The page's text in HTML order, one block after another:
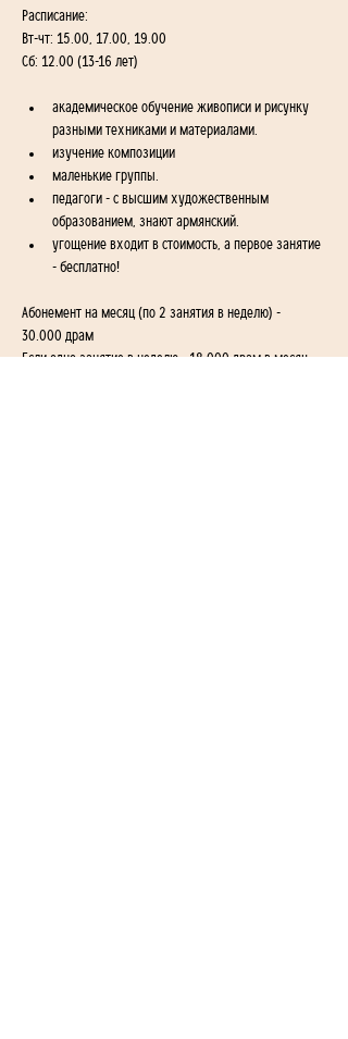
Расписание:
Вт-чт: 15.00, 17.00, 19.00
Сб: 12.00 (13-16 лет)
академическое обучение живописи и рисунку
разными техниками и материалами.
изучение композиции
маленькие группы.
педагоги - с высшим художественным
образованием, знают армянский.
угощение входит в стоимость, а первое занятие
- бесплатно!
Абонемент на месяц (по 2 занятия в неделю) -
30.000 драм
Если одно занятие в неделю - 18.000 драм в месяц